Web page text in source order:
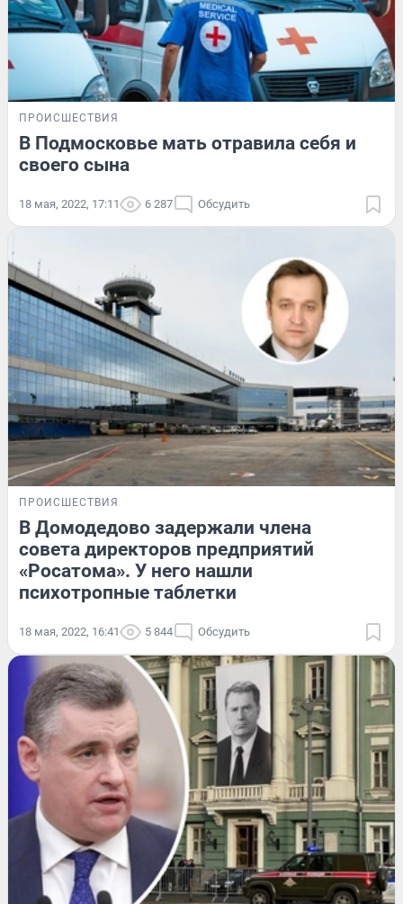
ПРОИСШЕСТВИЯ
В Подмосковье мать отравила себя и
своего сына
18 мая, 2022, 17:11 6 287 Обсудить
ПРОИСШЕСТВИЯ
В Домодедово задержали члена
совета директоров предприятий
«Росатома». У него нашли
психотропные таблетки
18 мая, 2022, 16:41 5 844 Обсудить